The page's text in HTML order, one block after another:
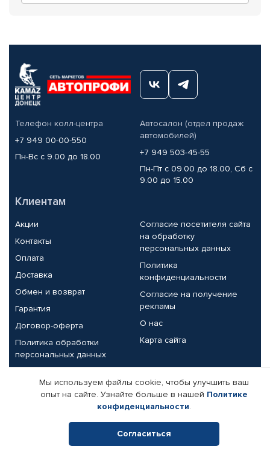
Телефон колл-центра
+7 949 00-00-550
Пн-Вс с 9.00 до 18.00
Автосалон (отдел продаж
автомобилей)
+7 949 503-45-55
Пн-Пт с 09.00 до 18.00, Сб с
9.00 до 15.00
Клиентам
Акции
Контакты
Оплата
Доставка
Обмен и возврат
Гарантия
Договор-оферта
Политика обработки
персональных данных
Согласие посетителя сайта
на обработку
персональных данных
Политика
конфиденциальности
Согласие на получение
рекламы
О нас
Карта сайта
Партнерам
Корпоративным клиентам
Поставщикам
Реквизиты компании
Мы используем файлы cookie, чтобы улучшить ваш
опыт на сайте. Узнайте больше в нашей Политике
конфиденциальности.
Согласиться